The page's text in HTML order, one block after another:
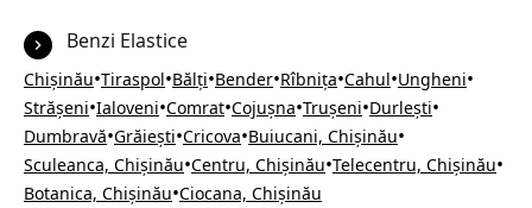
Benzi Elastice
Chișinău•Tiraspol•Bălți•Bender•Rîbnița•Cahul•Ungheni•
Strășeni•Ialoveni•Comrat•Cojușna•Trușeni•Durlești•
Dumbravă•Grăiești•Cricova•Buiucani, Chișinău•
Sculeanca, Chișinău•Centru, Chișinău•Telecentru, Chișinău•
Botanica, Chișinău•Ciocana, Chișinău